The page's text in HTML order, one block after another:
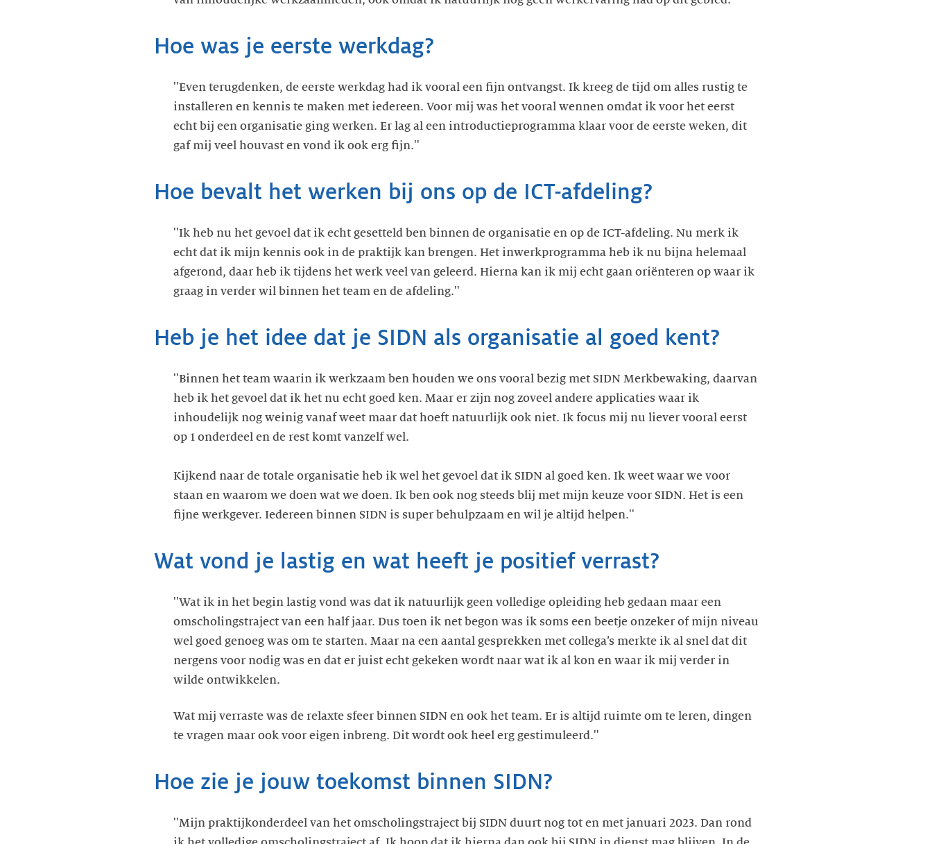
Hoe was je eerste werkdag?
''Even terugdenken, de eerste werkdag had ik vooral een fijn ontvangst. Ik kreeg de tijd om alles rustig te
installeren en kennis te maken met iedereen. Voor mij was het vooral wennen omdat ik voor het eerst
echt bij een organisatie ging werken. Er lag al een introductieprogramma klaar voor de eerste weken, dit
gaf mij veel houvast en vond ik ook erg fijn.''
Hoe bevalt het werken bij ons op de ICT-afdeling?
''Ik heb nu het gevoel dat ik echt gesetteld ben binnen de organisatie en op de ICT-afdeling. Nu merk ik
echt dat ik mijn kennis ook in de praktijk kan brengen. Het inwerkprogramma heb ik nu bijna helemaal
afgerond, daar heb ik tijdens het werk veel van geleerd. Hierna kan ik mij echt gaan oriënteren op waar ik
graag in verder wil binnen het team en de afdeling.''
Heb je het idee dat je SIDN als organisatie al goed kent?
''Binnen het team waarin ik werkzaam ben houden we ons vooral bezig met SIDN Merkbewaking, daarvan
heb ik het gevoel dat ik het nu echt goed ken. Maar er zijn nog zoveel andere applicaties waar ik
inhoudelijk nog weinig vanaf weet maar dat hoeft natuurlijk ook niet. Ik focus mij nu liever vooral eerst
op 1 onderdeel en de rest komt vanzelf wel.
Kijkend naar de totale organisatie heb ik wel het gevoel dat ik SIDN al goed ken. Ik weet waar we voor
staan en waarom we doen wat we doen. Ik ben ook nog steeds blij met mijn keuze voor SIDN. Het is een
fijne werkgever. Iedereen binnen SIDN is super behulpzaam en wil je altijd helpen.''
Wat vond je lastig en wat heeft je positief verrast?
''Wat ik in het begin lastig vond was dat ik natuurlijk geen volledige opleiding heb gedaan maar een
omscholingstraject van een half jaar. Dus toen ik net begon was ik soms een beetje onzeker of mijn niveau
wel goed genoeg was om te starten. Maar na een aantal gesprekken met collega’s merkte ik al snel dat dit
nergens voor nodig was en dat er juist echt gekeken wordt naar wat ik al kon en waar ik mij verder in
wilde ontwikkelen.
Wat mij verraste was de relaxte sfeer binnen SIDN en ook het team. Er is altijd ruimte om te leren, dingen
te vragen maar ook voor eigen inbreng. Dit wordt ook heel erg gestimuleerd.''
Hoe zie je jouw toekomst binnen SIDN?
''Mijn praktijkonderdeel van het omscholingstraject bij SIDN duurt nog tot en met januari 2023. Dan rond